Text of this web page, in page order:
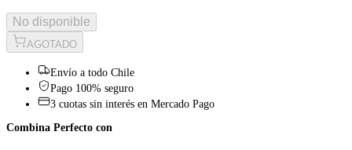
No disponible
AGOTADO
Envío a todo Chile
Pago 100% seguro
3 cuotas sin interés en Mercado Pago
Combina Perfecto con